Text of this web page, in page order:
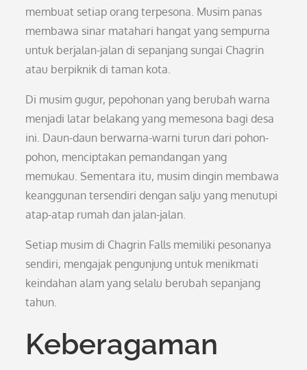
membuat setiap orang terpesona. Musim panas
membawa sinar matahari hangat yang sempurna
untuk berjalan-jalan di sepanjang sungai Chagrin
atau berpiknik di taman kota.
Di musim gugur, pepohonan yang berubah warna
menjadi latar belakang yang memesona bagi desa
ini. Daun-daun berwarna-warni turun dari pohon-
pohon, menciptakan pemandangan yang
memukau. Sementara itu, musim dingin membawa
keanggunan tersendiri dengan salju yang menutupi
atap-atap rumah dan jalan-jalan.
Setiap musim di Chagrin Falls memiliki pesonanya
sendiri, mengajak pengunjung untuk menikmati
keindahan alam yang selalu berubah sepanjang
tahun.
Keberagaman